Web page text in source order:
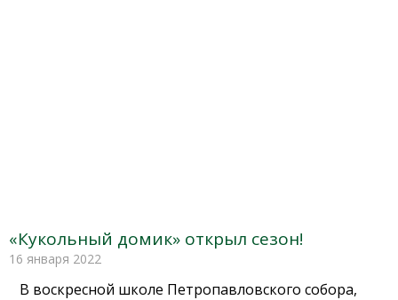
«Кукольный домик» открыл сезон!
16 января 2022
В воскресной школе Петропавловского собора,